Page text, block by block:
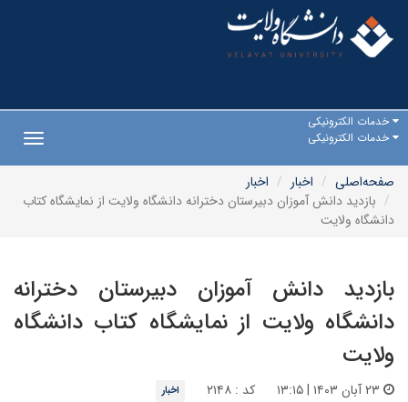
خدمات الکترونیکی
خدمات الکترونیکی
صفحه‌اصلی
اخبار
اخبار
بازدید دانش آموزان دبیرستان دخترانه دانشگاه ولایت از نمایشگاه کتاب
دانشگاه ولایت
بازدید دانش آموزان دبیرستان دخترانه
دانشگاه ولایت از نمایشگاه کتاب دانشگاه
ولایت
کد : ۲۱۴۸ اخبار